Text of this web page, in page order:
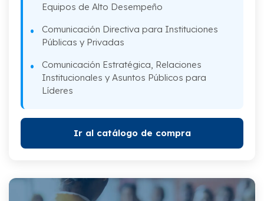
Equipos de Alto Desempeño
Comunicación Directiva para Instituciones
Públicas y Privadas
Comunicación Estratégica, Relaciones
Institucionales y Asuntos Públicos para
Líderes
Ir al catálogo de compra